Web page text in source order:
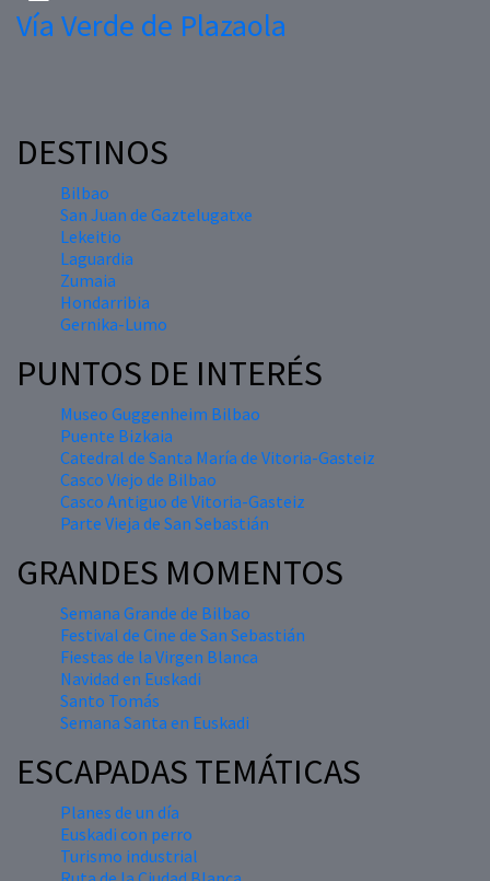
Vía Verde de Plazaola
DESTINOS
Bilbao
San Juan de Gaztelugatxe
Lekeitio
Laguardia
Zumaia
Hondarribia
Gernika-Lumo
PUNTOS DE INTERÉS
Museo Guggenheim Bilbao
Puente Bizkaia
Catedral de Santa María de Vitoria-Gasteiz
Casco Viejo de Bilbao
Casco Antiguo de Vitoria-Gasteiz
Parte Vieja de San Sebastián
GRANDES MOMENTOS
Semana Grande de Bilbao
Festival de Cine de San Sebastián
Fiestas de la Virgen Blanca
Navidad en Euskadi
Santo Tomás
Semana Santa en Euskadi
ESCAPADAS TEMÁTICAS
Planes de un día
Euskadi con perro
Turismo industrial